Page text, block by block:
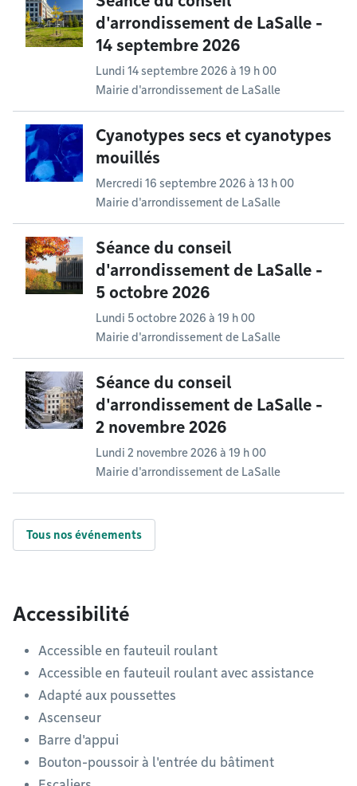
d'arrondissement de LaSalle -
14 septembre 2026
Lundi 14 septembre 2026 à 19 h 00
Mairie d'arrondissement de LaSalle
Cyanotypes secs et cyanotypes
mouillés
Mercredi 16 septembre 2026 à 13 h 00
Mairie d'arrondissement de LaSalle
Séance du conseil
d'arrondissement de LaSalle -
5 octobre 2026
Lundi 5 octobre 2026 à 19 h 00
Mairie d'arrondissement de LaSalle
Séance du conseil
d'arrondissement de LaSalle -
2 novembre 2026
Lundi 2 novembre 2026 à 19 h 00
Mairie d'arrondissement de LaSalle
Tous nos événements
Accessibilité
Accessible en fauteuil roulant
Accessible en fauteuil roulant avec assistance
Adapté aux poussettes
Ascenseur
Barre d'appui
Bouton-poussoir à l'entrée du bâtiment